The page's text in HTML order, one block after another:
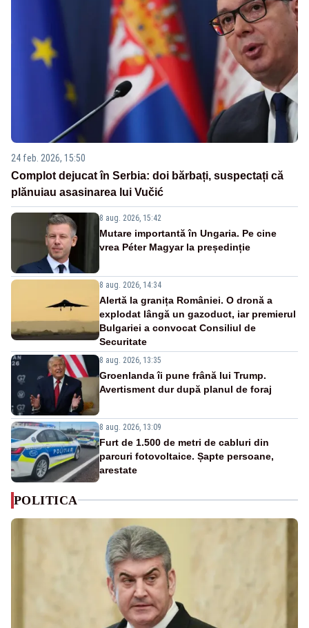
24 feb. 2026, 15:50
Complot dejucat în Serbia: doi bărbați, suspectați că
plănuiau asasinarea lui Vučić
8 aug. 2026, 15:42
Mutare importantă în Ungaria. Pe cine
vrea Péter Magyar la președinție
8 aug. 2026, 14:34
Alertă la granița României. O dronă a
explodat lângă un gazoduct, iar premierul
Bulgariei a convocat Consiliul de
Securitate
8 aug. 2026, 13:35
Groenlanda îi pune frână lui Trump.
Avertisment dur după planul de foraj
8 aug. 2026, 13:09
Furt de 1.500 de metri de cabluri din
parcuri fotovoltaice. Șapte persoane,
arestate
POLITICA